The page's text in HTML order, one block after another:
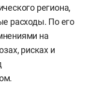
региона,
расходы. По его
на
рисках и